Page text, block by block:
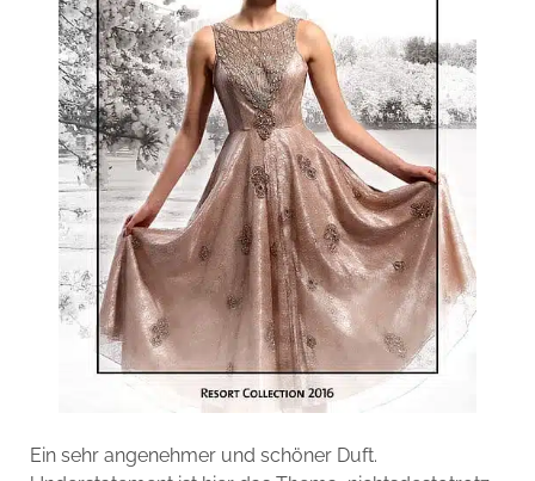
Ein sehr angenehmer und schöner Duft.